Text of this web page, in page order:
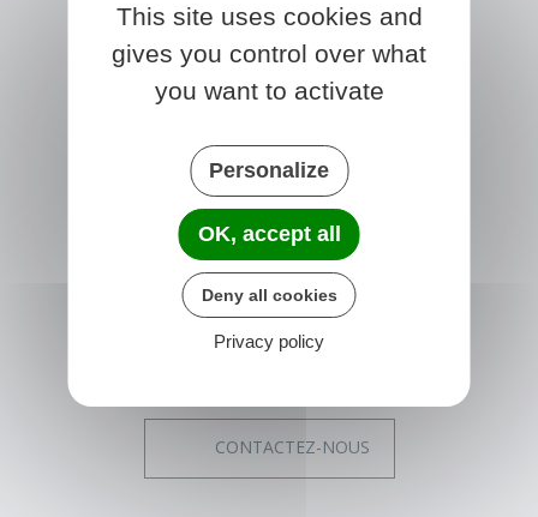
NONVILLE
77140 nonville
France
01 64 29 01 34
Horaires de la mairie
CONTACTEZ-NOUS
This site uses cookies and
gives you control over what
you want to activate
Personalize
OK, accept all
Deny all cookies
Privacy policy